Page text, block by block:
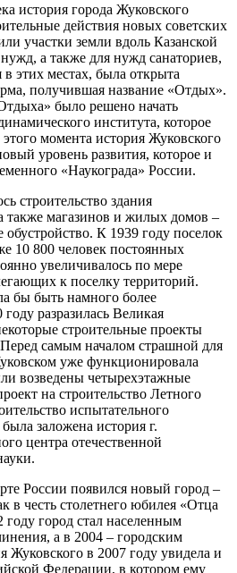
история города Жуковского
действия новых советских
участки земли вдоль Казанской
а также для нужд санаториев,
в этих местах, была открыта
получившая название «Отдых».
было решено начать
института, которое
момента история Жуковского
уровень развития, которое и
«Наукограда» России.
строительство здания
также магазинов и жилых домов –
обустройство. К 1939 году поселок
10 800 человек постоянных
увеличивалось по мере
к поселку территорий.
бы быть намного более
разразилась Великая
строительные проекты
самым началом страшной для
уже функционировала
возведены четырехэтажные
на строительство Летного
испытательного
заложена история г.
центра отечественной
России появился новый город –
в честь столетнего юбилея «Отца
город стал населенным
а в 2004 – городским
в 2007 году увидела и
Федерации, в котором ему